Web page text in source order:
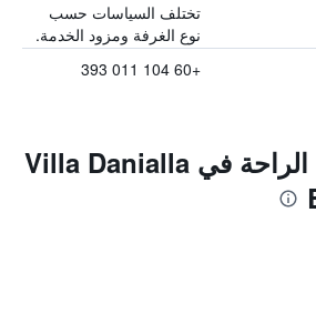
تختلف السياسات حسب
نوع الغرفة ومزود الخدمة.
+60 104 011 393
المزايا ووسائل الراحة في Villa Danialla